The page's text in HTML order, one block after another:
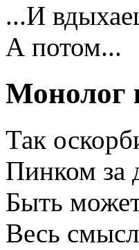
...И
А потом...
Монолог
Так
Пинком за
Быть
Весь